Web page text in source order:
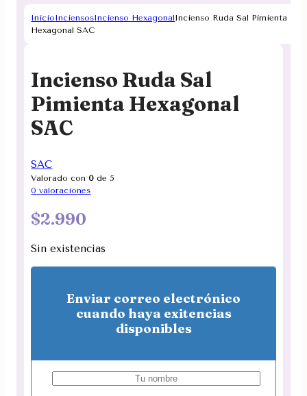
InicioInciensosIncienso HexagonalIncienso Ruda Sal Pimienta
Hexagonal SAC
Incienso Ruda Sal
Pimienta Hexagonal
SAC
SAC
Valorado con0 de 5
0 valoraciones
$2.990
Sin existencias
Enviar correo electrónico
cuando haya exitencias
disponibles